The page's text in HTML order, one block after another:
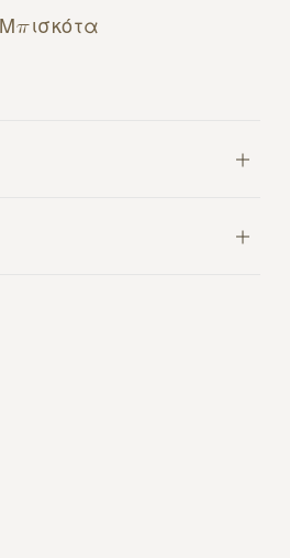
Μπισκότα